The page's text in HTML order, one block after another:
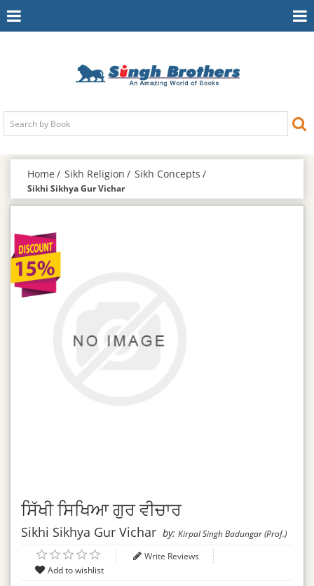
Toggle
Home Sikh Religion Sikh Concepts
Sikhi Sikhya Gur Vichar
ਸਿੱਖੀ ਸਿਖਿਆ ਗੁਰ ਵੀਚਾਰ
Sikhi Sikhya Gur Vichar by: Kirpal Singh Badungar (Prof.)
Write Reviews